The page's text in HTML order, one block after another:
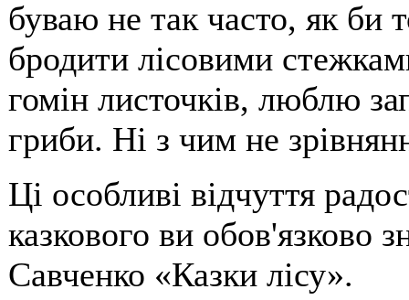
буваю не так часто, як би
бродити лісовими
гомін листочків, люблю
гриби. Ні з чим не
Ці особливі відчуття
казкового ви обов'язково
Савченко «Казки лісу».